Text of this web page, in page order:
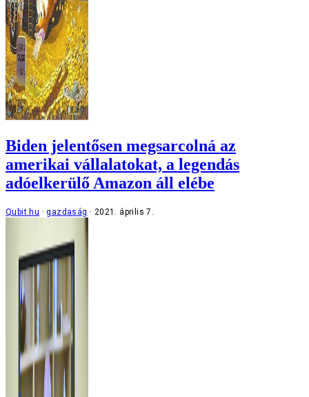
Biden jelentősen megsarcolná az
amerikai vállalatokat, a legendás
adóelkerülő Amazon áll elébe
Qubit.hu gazdaság 2021. április 7.